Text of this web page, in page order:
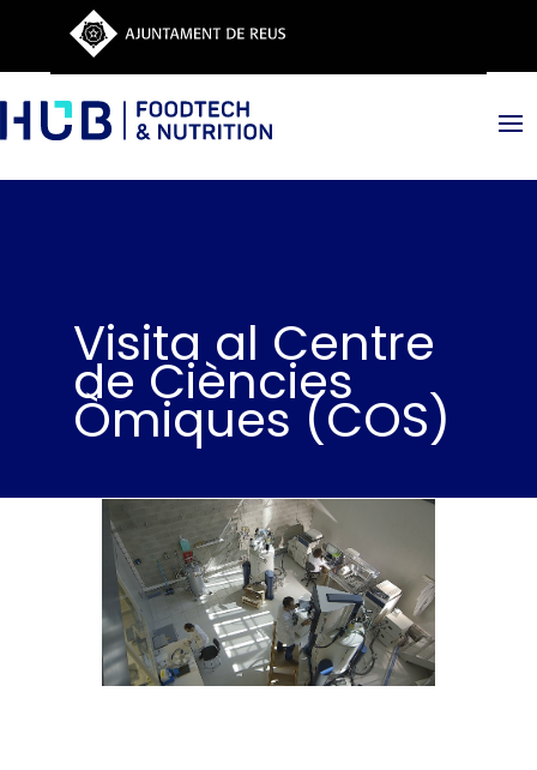
Visita al Centre
de Ciències
Òmiques (COS)